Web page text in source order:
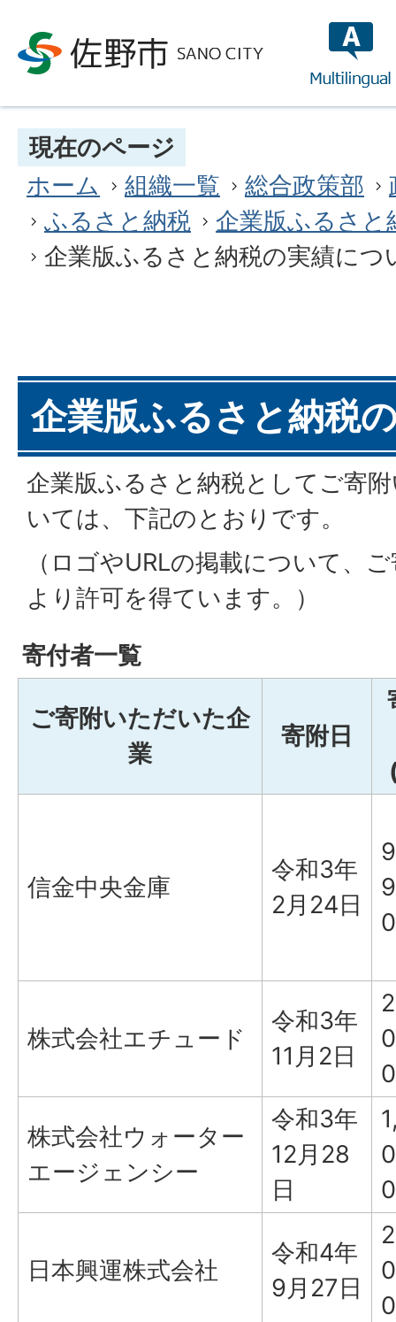
現在のページ
ホーム
組織一覧 総合政策部
ふるさと納税
企業版ふるさと
企業版ふるさと納税の実績につ
企業版ふるさと納税
企業版ふるさと納税としてご寄
いては、下記のとおりです。
（ロゴやURLの掲載について、
より許可を得ています。）
寄付者一覧
ご寄附いただいた企
業
寄附日
信金中央金庫
令和3年
2月24日
0
株式会社エチュード
令和3年
11月2日
0
株式会社ウォーター
エージェンシー
令和3年
12月28
日
0
日本興運株式会社
令和4年
9月27日
0